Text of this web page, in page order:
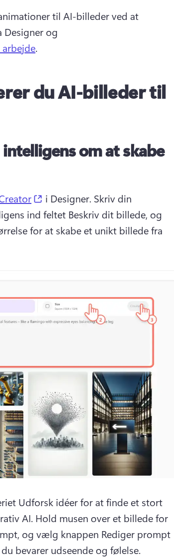
til AI-billeder ved at
Designer og
.
du AI-billeder til
om at skabe
(opens in a new tab)
i Designer. Skriv din
ind feltet Beskriv dit billede, og
for at skabe et unikt billede fra
Udforsk idéer for at finde et stort
AI. Hold musen over et billede for
og vælg knappen Rediger prompt
bevarer udseende og følelse.